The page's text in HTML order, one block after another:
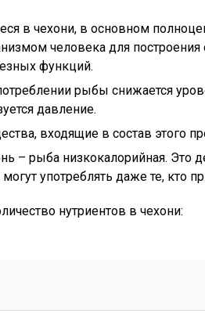
в чехони, в основном
человека для
функций.
рыбы снижается
давление.
входящие в состав этого
– рыба низкокалорийная. Это
употреблять даже те, кто
нутриентов в чехони: